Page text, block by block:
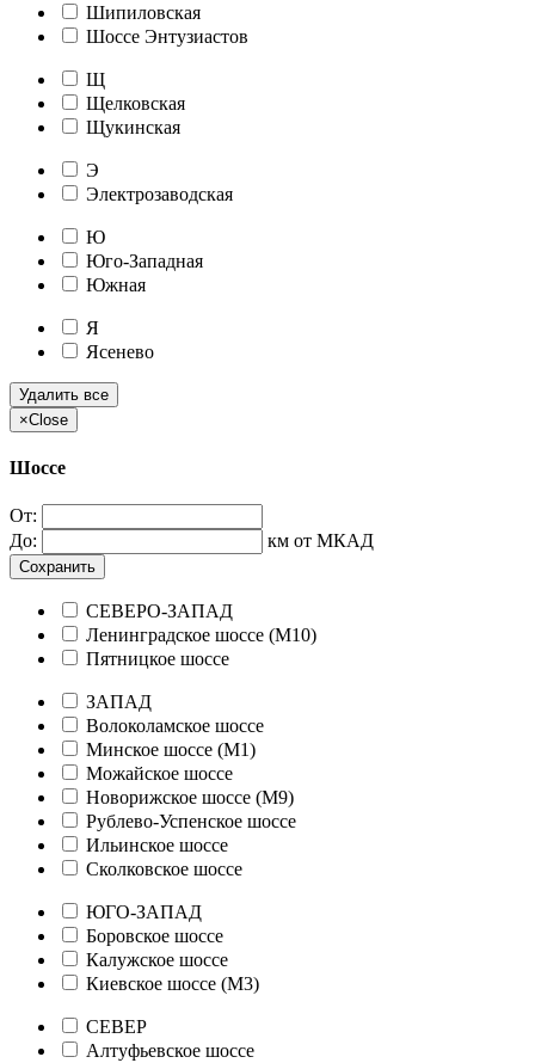
Шипиловская
Шоссе Энтузиастов
Щ
Щелковская
Щукинская
Э
Электрозаводская
Ю
Юго-Западная
Южная
Я
Ясенево
Удалить все
×Close
Шоссе
От:
До:
км от МКАД
Сохранить
СЕВЕРО-ЗАПАД
Ленинградское шоссе (М10)
Пятницкое шоссе
ЗАПАД
Волоколамское шоссе
Минское шоссе (М1)
Можайское шоссе
Новорижское шоссе (М9)
Рублево-Успенское шоссе
Ильинское шоссе
Сколковское шоссе
ЮГО-ЗАПАД
Боровское шоссе
Калужское шоссе
Киевское шоссе (М3)
СЕВЕР
Алтуфьевское шоссе